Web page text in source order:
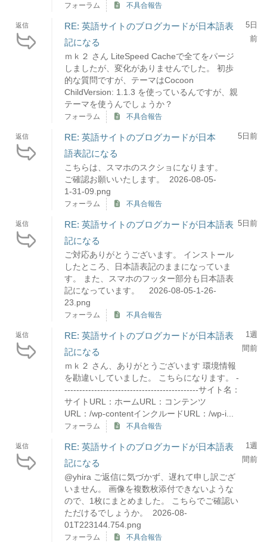
フォーラム 不具合報告
返信
RE: 英語サイトのブログカードが日本語表
記になる
ｍｋ２ さん LiteSpeed Cacheで全てをパージ
しましたが、変化がありませんでした。 初歩
的な質問ですが、テーマはCocoon
ChildVersion: 1.1.3 を使っているんですが、親
テーマを使うんでしょうか？
5日
前
フォーラム 不具合報告
返信
RE: 英語サイトのブログカードが日本
語表記になる
こちらは、スマホのスクショになります。
ご確認お願いいたします。 2026-08-05-
1-31-09.png
5日前
フォーラム 不具合報告
返信
RE: 英語サイトのブログカードが日本語表
記になる
ご対応ありがとうございます。 インストール
したところ、日本語表記のままになっていま
す。 また、スマホのフッター部分も日本語表
記になっています。 2026-08-05-1-26-
23.png
5日前
フォーラム 不具合報告
返信
RE: 英語サイトのブログカードが日本語表
記になる
ｍｋ２ さん、ありがとうございます 環境情報
を勘違いしていました。 こちらになります。 -
---------------------------------------------サイト名：
サイトURL：ホームURL：コンテンツ
URL：/wp-contentインクルードURL：/wp-i...
1週
間前
フォーラム 不具合報告
返信
RE: 英語サイトのブログカードが日本語表
記になる
@yhira ご返信に気づかず、遅れて申し訳ござ
いません。 画像を複数枚添付できないような
ので、1枚にまとめました。 こちらでご確認い
ただけるでしょうか。 2026-08-
01T223144.754.png
1週
間前
フォーラム 不具合報告